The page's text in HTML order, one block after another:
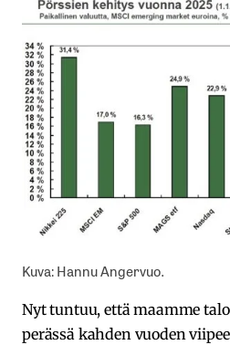
Kuva: Hannu Angervuo.
Nyt tuntuu, että maamme
perässä kahden vuoden